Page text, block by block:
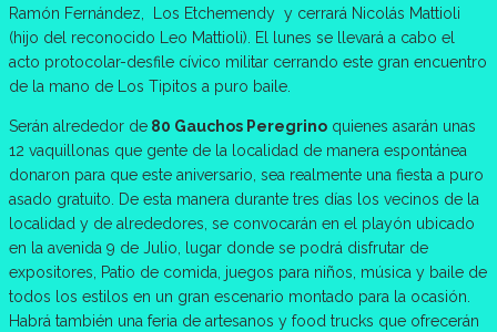
Ramón Fernández, Los Etchemendy y cerrará Nicolás Mattioli
(hijo del reconocido Leo Mattioli). El lunes se llevará a cabo el
acto protocolar-desfile cívico militar cerrando este gran encuentro
de la mano de Los Tipitos a puro baile.
Serán alrededor de 80 Gauchos Peregrino quienes asarán unas
12 vaquillonas que gente de la localidad de manera espontánea
donaron para que este aniversario, sea realmente una fiesta a puro
asado gratuito. De esta manera durante tres días los vecinos de la
localidad y de alrededores, se convocarán en el playón ubicado
en la avenida 9 de Julio, lugar donde se podrá disfrutar de
expositores, Patio de comida, juegos para niños, música y baile de
todos los estilos en un gran escenario montado para la ocasión.
Habrá también una feria de artesanos y food trucks que ofrecerán